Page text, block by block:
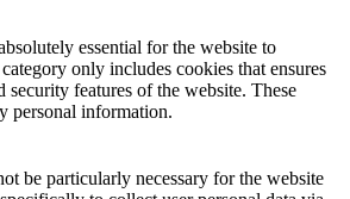
essential for the website to
only includes cookies that ensures
security features of the website. These
personal information.
be particularly necessary for the website